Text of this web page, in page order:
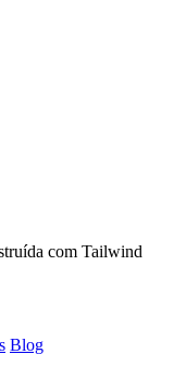
com Tailwind
Blog